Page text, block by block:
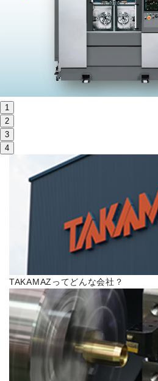
サステナビリティ
お問い合わせ
高松流技
ご利用に際して
当社のセキュリティへの取り組み
プライバシーポリシー
1
2
3
4
TAKAMAZってどんな会社？